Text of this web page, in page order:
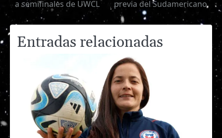
de
entradas
a semifinales de UWCL previa del Sudamericano
Entradas relacionadas